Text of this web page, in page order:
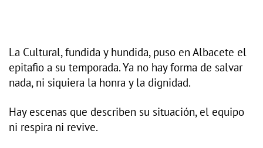
La Cultural, fundida y hundida, puso en Albacete el
epitafio a su temporada. Ya no hay forma de salvar
nada, ni siquiera la honra y la dignidad.
Hay escenas que describen su situación, el equipo
ni respira ni revive.